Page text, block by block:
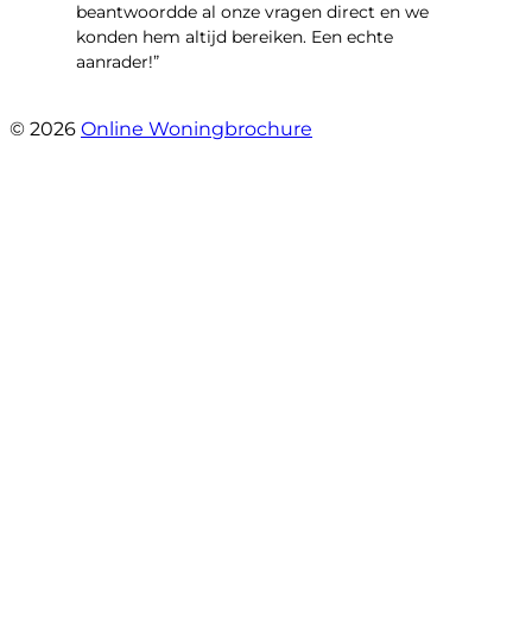
beantwoordde al onze vragen direct en we
konden hem altijd bereiken. Een echte
aanrader!”
© 2026 Online Woningbrochure